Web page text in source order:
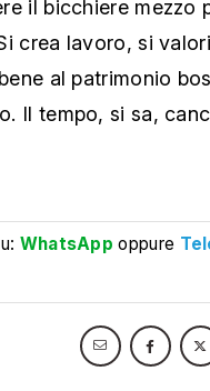
il bicchiere mezzo
crea lavoro, si
al patrimonio
Il tempo, si sa,
WhatsApp oppure